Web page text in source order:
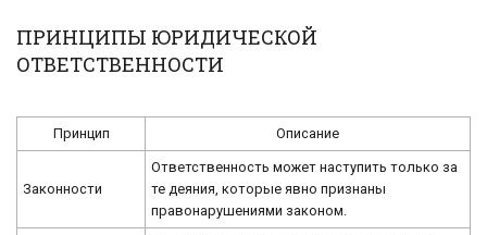
ПРИНЦИПЫ ЮРИДИЧЕСКОЙ
ОТВЕТСТВЕННОСТИ
Принцип Описание
Законности
Ответственность может наступить только за
те деяния, которые явно признаны
правонарушениями законом.